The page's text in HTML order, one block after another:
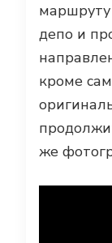
депо и
кроме
же